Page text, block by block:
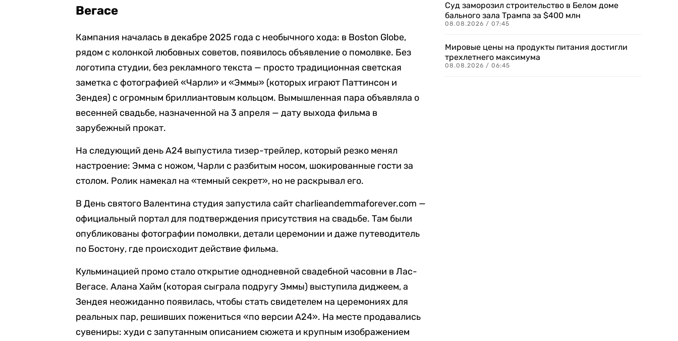
Вегасе
Кампания началась в декабре 2025 года с необычного хода: в Boston Globe,
рядом с колонкой любовных советов, появилось объявление о помолвке. Без
логотипа студии, без рекламного текста — просто традиционная светская
заметка с фотографией «Чарли» и «Эммы» (которых играют Паттинсон и
Зендея) с огромным бриллиантовым кольцом. Вымышленная пара объявляла о
весенней свадьбе, назначенной на 3 апреля — дату выхода фильма в
зарубежный прокат.
На следующий день A24 выпустила тизер-трейлер, который резко менял
настроение: Эмма с ножом, Чарли с разбитым носом, шокированные гости за
столом. Ролик намекал на «темный секрет», но не раскрывал его.
В День святого Валентина студия запустила сайт charlieandemmaforever.com —
официальный портал для подтверждения присутствия на свадьбе. Там были
опубликованы фотографии помолвки, детали церемонии и даже путеводитель
по Бостону, где происходит действие фильма.
Кульминацией промо стало открытие однодневной свадебной часовни в Лас-
Вегасе. Алана Хайм (которая сыграла подругу Эммы) выступила диджеем, а
Зендея неожиданно появилась, чтобы стать свидетелем на церемониях для
реальных пар, решивших пожениться «по версии A24». На месте продавались
сувениры: худи с запутанным описанием сюжета и крупным изображением
Суд заморозил строительство в Белом доме
бального зала Трампа за $400 млн
08.08.2026 / 07:45
Мировые цены на продукты питания достигли
трехлетнего максимума
08.08.2026 / 06:45